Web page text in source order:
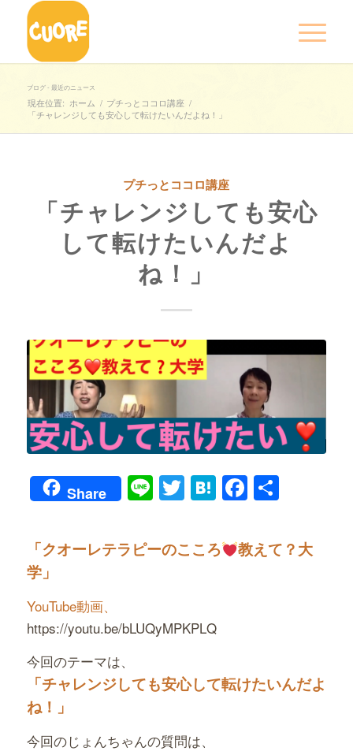
ブログ - 最近のニュース
現在位置: ホーム / プチっとココロ講座 /
「チャレンジしても安心して転けたいんだよね！」
プチっとココロ講座
「チャレンジしても安心
して転けたいんだよ
ね！」
Share LineTwitter
Hatena共
「クオーレテラピーのこころ
教えて？大
学」
YouTube動画、
https://youtu.be/bLUQyMPKPLQ
今回のテーマは、
「チャレンジしても安心して転けたいんだよ
ね！」
今回のじょんちゃんの質問は、